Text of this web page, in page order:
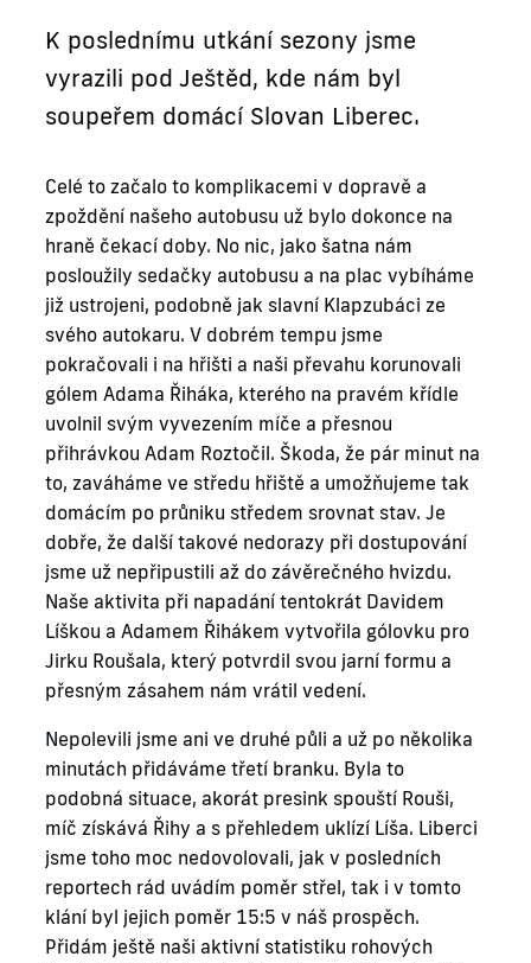
K poslednímu utkání sezony jsme
vyrazili pod Ještěd, kde nám byl
soupeřem domácí Slovan Liberec.
Celé to začalo to komplikacemi v dopravě a
zpoždění našeho autobusu už bylo dokonce na
hraně čekací doby. No nic, jako šatna nám
posloužily sedačky autobusu a na plac vybíháme
již ustrojeni, podobně jak slavní Klapzubáci ze
svého autokaru. V dobrém tempu jsme
pokračovali i na hřišti a naši převahu korunovali
gólem Adama Řiháka, kterého na pravém křídle
uvolnil svým vyvezením míče a přesnou
přihrávkou Adam Roztočil. Škoda, že pár minut na
to, zaváháme ve středu hřiště a umožňujeme tak
domácím po průniku středem srovnat stav. Je
dobře, že další takové nedorazy při dostupování
jsme už nepřipustili až do závěrečného hvizdu.
Naše aktivita při napadání tentokrát Davidem
Líškou a Adamem Řihákem vytvořila gólovku pro
Jirku Roušala, který potvrdil svou jarní formu a
přesným zásahem nám vrátil vedení.
Nepolevili jsme ani ve druhé půli a už po několika
minutách přidáváme třetí branku. Byla to
podobná situace, akorát presink spouští Rouši,
míč získává Řihy a s přehledem uklízí Líša. Liberci
jsme toho moc nedovolovali, jak v posledních
reportech rád uvádím poměr střel, tak i v tomto
klání byl jejich poměr 15:5 v náš prospěch.
Přidám ještě naši aktivní statistiku rohových